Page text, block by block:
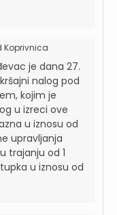
Koprivnica
je dana 27.
nalog pod
kojim je
u izreci ove
u iznosu od
upravljanja
trajanju od 1
u iznosu od